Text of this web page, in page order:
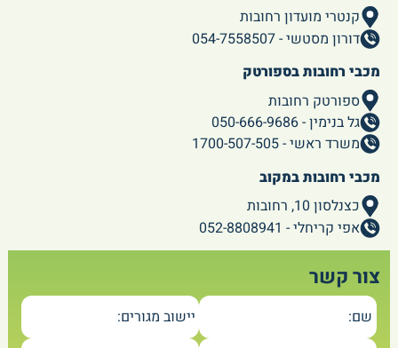
קנטרי מועדון רחובות
דורון מסטשי - 054-7558507
מכבי רחובות בספורטק
ספורטק רחובות
גל בנימין - 050-666-9686
משרד ראשי - 1700-507-505
מכבי רחובות במקוב
כצנלסון 10, רחובות
אפי קריחלי - 052-8808941
צור קשר
שם:
יישוב מגורים: